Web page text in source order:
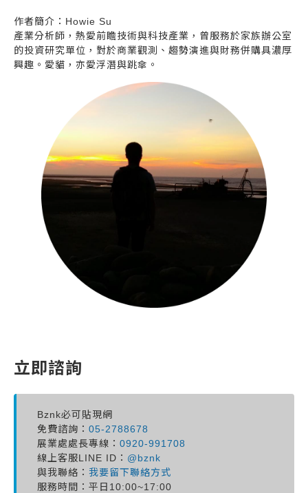
作者簡介：Howie Su
產業分析師，熱愛前瞻技術與科技產業，曾服務於家族辦公室
的投資研究單位，對於商業觀測、趨勢演進與財務併購具濃厚
興趣。愛貓，亦愛浮潛與跳傘。
立即諮詢
Bznk必可貼現網
免費諮詢： 05-2788678
展業處處長專線： 0920-991708
線上客服LINE ID： @bznk
與我聯絡： 我要留下聯絡方式
服務時間：平日10:00~17:00